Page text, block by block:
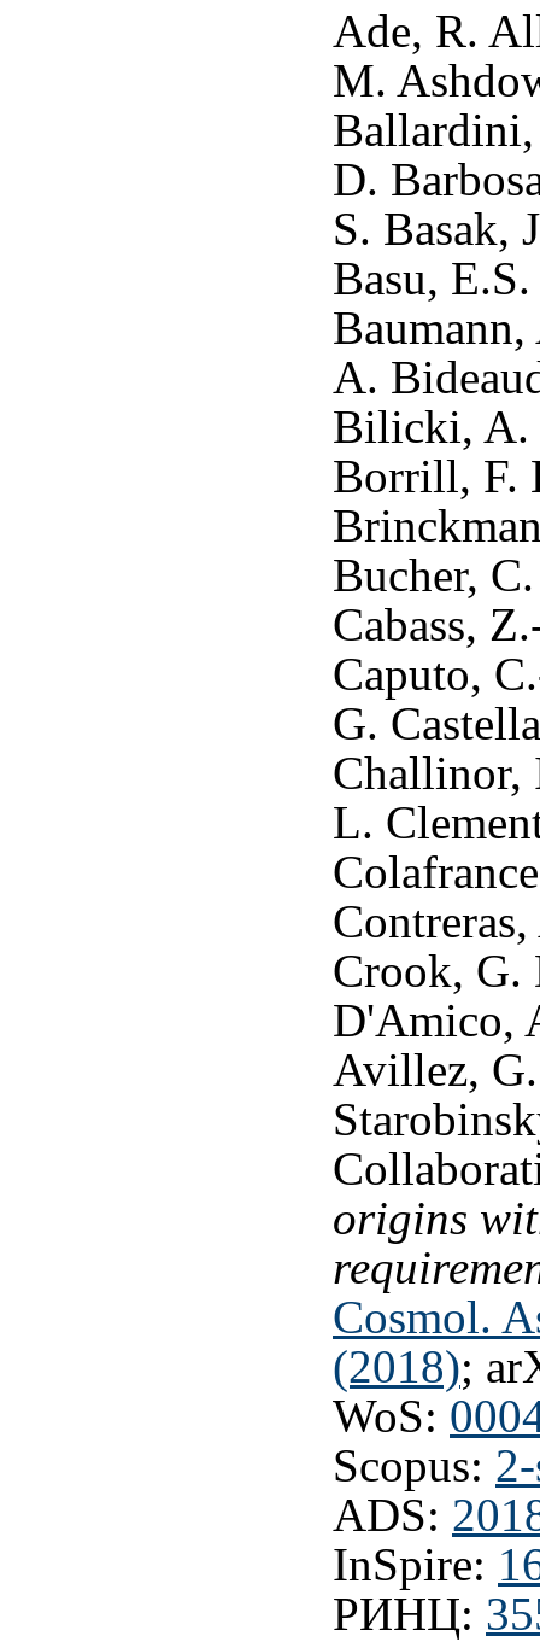
Ade, R.
M.
Ballardini,
D.
S. Basak,
Basu,
A.
Bilicki, A.
Borrill, F.
Bucher,
Cabass,
Caputo,
G.
Challinor,
L.
Crook, G.
D'Amico,
Avillez,
origins
Cosmol.
(2018);
WoS:
Scopus:
ADS:
InSpire:
РИНЦ: